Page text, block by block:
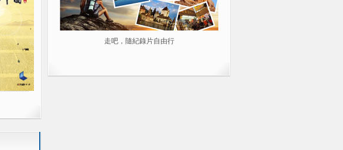
走吧，隨紀錄片自由行